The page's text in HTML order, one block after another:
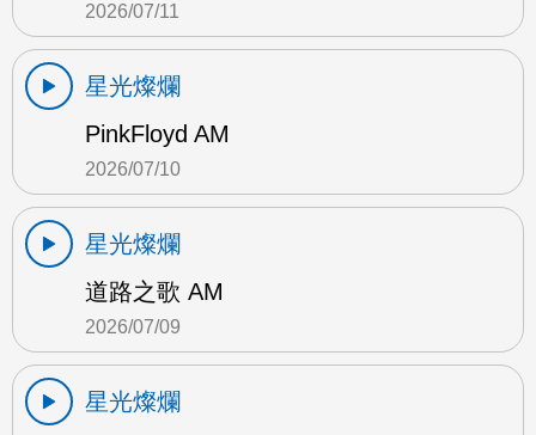
2026/07/11
星光燦爛
PinkFloyd AM
2026/07/10
星光燦爛
道路之歌 AM
2026/07/09
星光燦爛